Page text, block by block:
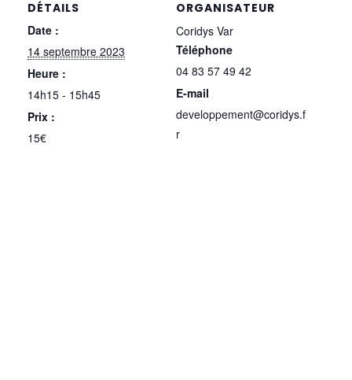
DÉTAILS
Date :
14 septembre 2023
Heure :
14h15 - 15h45
Prix :
15€
ORGANISATEUR
Coridys Var
Téléphone
04 83 57 49 42
E-mail
developpement@coridys.f
r